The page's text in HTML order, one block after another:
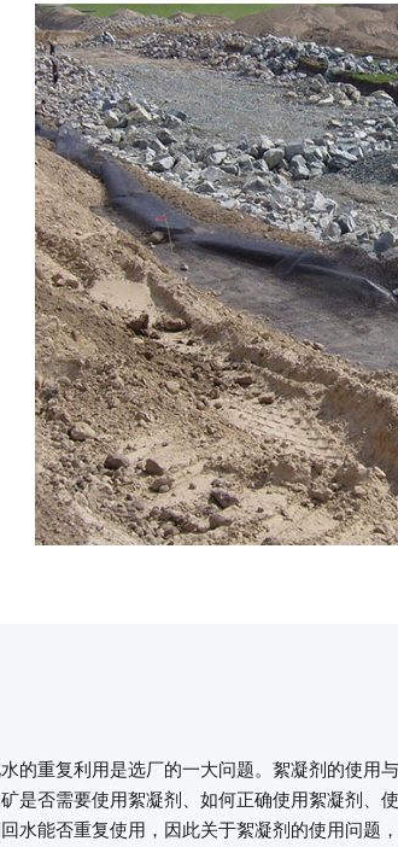
的重复利用是选厂的一大问题。絮凝剂的使用
是否需要使用絮凝剂、如何正确使用絮凝剂、
水能否重复使用，因此关于絮凝剂的使用问题